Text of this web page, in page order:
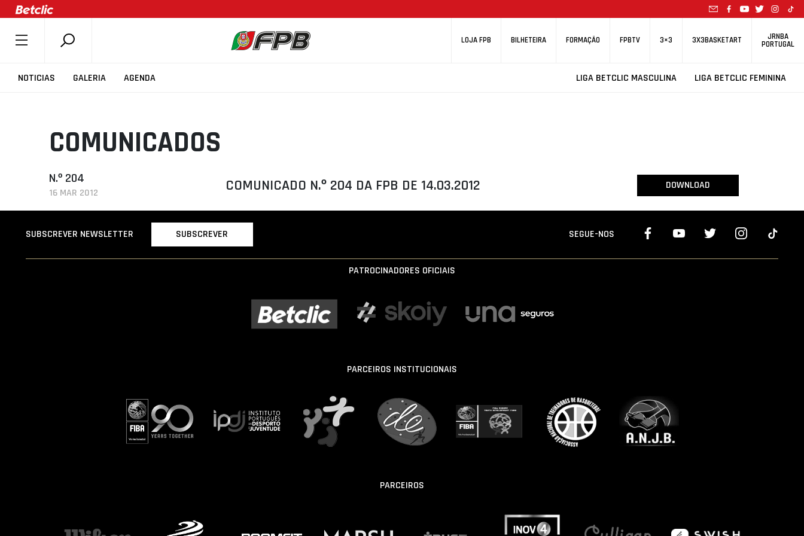
LOJA FPB BILHETEIRA FORMAÇÃO FPBTV 3×3 3X3BASKETART JRNBA
PORTUGAL
NOTICIAS GALERIA AGENDA LIGA BETCLIC MASCULINA LIGA BETCLIC FEMININA
SOBRE A FPB
COMPETIÇÕES
ASSOCIAÇÕES
CLUBES
AGENTES
SELEÇÕES
MINIBASQUETE
COMUNICADOS
N.º 204
16 MAR 2012 COMUNICADO N.º 204 DA FPB DE 14.03.2012 DOWNLOAD
SUBSCREVER NEWSLETTER SUBSCREVER SEGUE-NOS
PATROCINADORES OFICIAIS
PARCEIROS INSTITUCIONAIS
PARCEIROS